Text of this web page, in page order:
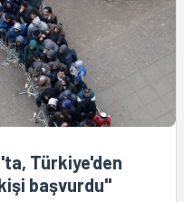
Türkiye'den
başvurdu"